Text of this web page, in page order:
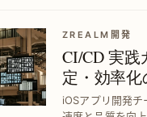
ZREALM開発
CI/CD 実践
定・効率
iOSアプリ開発